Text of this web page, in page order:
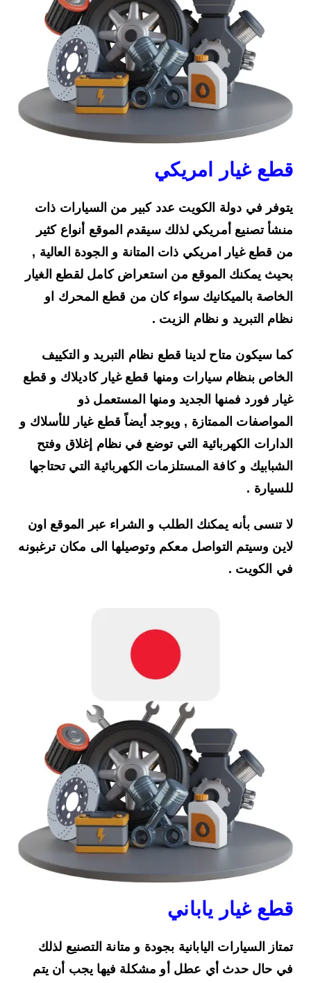
قطع غيار امريكي
يتوفر في دولة الكويت عدد كبير من السيارات ذات
منشأ تصنيع أمريكي لذلك سيقدم الموقع أنواع كثير
من قطع غيار امريكي ذات المتانة و الجودة العالية ,
بحيث يمكنك الموقع من استعراض كامل لقطع الغيار
الخاصة بالميكانيك سواء كان من قطع المحرك او
نظام التبريد و نظام الزيت .
كما سيكون متاح لدينا قطع نظام التبريد و التكييف
الخاص بنظام سيارات ومنها قطع غيار كاديلاك و قطع
غيار فورد فمنها الجديد ومنها المستعمل ذو
المواصفات الممتازة , ويوجد أيضاً قطع غيار للأسلاك و
الدارات الكهربائية التي توضع في نظام إغلاق وفتح
الشبابيك و كافة المستلزمات الكهربائية التي تحتاجها
للسيارة .
لا تنسى بأنه يمكنك الطلب و الشراء عبر الموقع اون
لاين وسيتم التواصل معكم وتوصيلها الى مكان ترغبونه
في الكويت .
قطع غيار ياباني
تمتاز السيارات اليابانية بجودة و متانة التصنيع لذلك
في حال حدث أي عطل أو مشكلة فيها يجب أن يتم